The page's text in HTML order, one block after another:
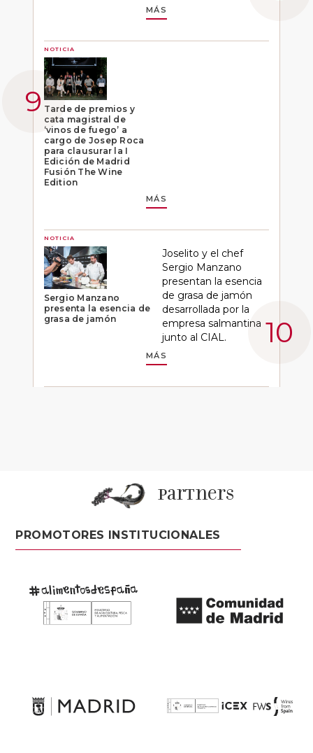
MÁS
NOTICIA
Tarde de premios y
cata magistral de
‘vinos de fuego’ a
cargo de Josep Roca
para clausurar la I
Edición de Madrid
Fusión The Wine
Edition
MÁS
NOTICIA
Sergio Manzano
presenta la esencia de
grasa de jamón
Joselito y el chef
Sergio Manzano
presentan la esencia
de grasa de jamón
desarrollada por la
empresa salmantina
junto al CIAL.
MÁS
partners
PROMOTORES INSTITUCIONALES